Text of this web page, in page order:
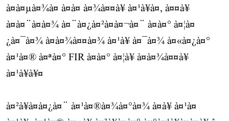
à¤à¤µà¤¾à¤ à¤à¤ à¤¾à¤¤à¥ à¤¹à¥à¤, à¤¤à¥
à¤à¤¨à¤à¤¾ à¤¨à¤¿à¤²à¤à¤¬à¤¨ à¤à¤° à¤¦à¤
¿à¤¯à¤¾ à¤à¤¾à¤¤à¤¾ à¤¹à¥ à¤¯à¤¾ à¤«à¤¿à¤°
à¤¹à¤® à¤ªà¤° FIR à¤à¤° à¤¦à¥ à¤à¤¾à¤¤à¥
à¤¹à¥à¥¤
à¤²à¥à¤à¤¿à¤¨ à¤¹à¤®à¤¾à¤°à¤¾ à¤à¥ à¤¹à¤